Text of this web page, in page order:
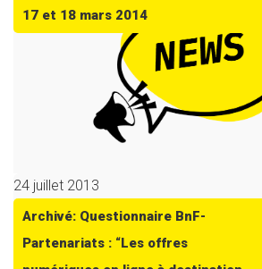
17 et 18 mars 2014
24 juillet 2013
Archivé: Questionnaire BnF-
Partenariats : “Les offres